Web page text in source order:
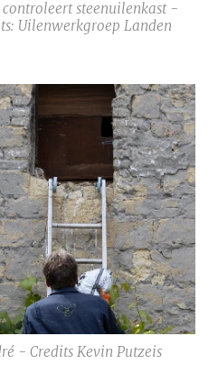
controleert steenuilenkast -
Uilenwerkgroep Landen
- Credits Kevin Putzeis